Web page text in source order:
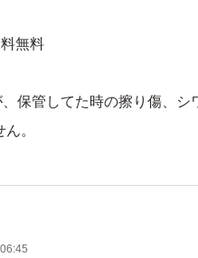
料無料
保管してた時の擦り傷、シ
。
ので、梱包が雑な場合もあ
発送の場合もありますので、
サミ等を使用されるる場合